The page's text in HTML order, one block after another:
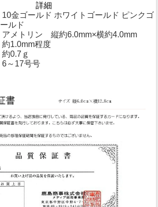
詳細
10金ゴールド ホワイトゴールド ピンクゴ
ールド
アメトリン 縦約6.0mm×横約4.0mm
約1.0mm程度
約0.7ｇ
6～17号号